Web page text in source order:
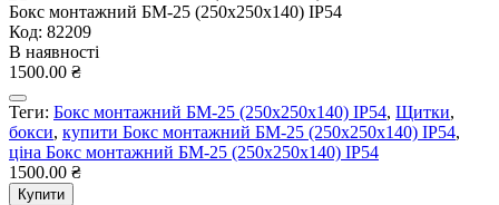
Бокс монтажний БМ-25 (250х250х140) IP54
Код: 82209
В наявності
1500.00 ₴
Теги: Бокс монтажний БМ-25 (250х250х140) IP54, Щитки,
бокси, купити Бокс монтажний БМ-25 (250х250х140) IP54,
ціна Бокс монтажний БМ-25 (250х250х140) IP54
1500.00 ₴
Купити